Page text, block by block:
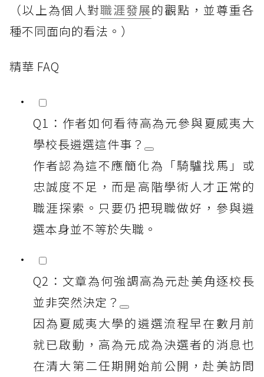
（以上為個人對職涯發展的觀點，並尊重各
種不同面向的看法。）
精華 FAQ
Q1：作者如何看待高為元參與夏威夷大
學校長遴選這件事？
作者認為這不應簡化為「騎驢找馬」或
忠誠度不足，而是高階學術人才正常的
職涯探索。只要仍把現職做好，參與遴
選本身並不等於失職。
Q2：文章為何強調高為元赴美角逐校長
並非突然決定？
因為夏威夷大學的遴選流程早在數月前
就已啟動，高為元成為決選者的消息也
在清大第二任期開始前公開，赴美訪問